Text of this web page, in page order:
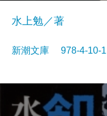
水上勉／著
新潮文庫 978-4-